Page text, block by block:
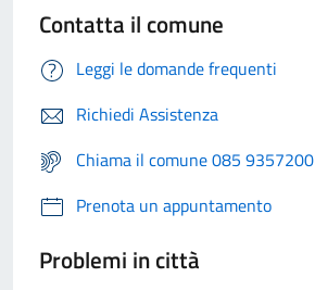
Contatta il comune
Leggi le domande frequenti
Richiedi Assistenza
Chiama il comune 085 9357200
Prenota un appuntamento
Problemi in città